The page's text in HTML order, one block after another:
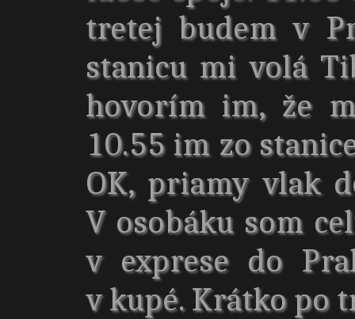
tretej budem v
stanicu mi volá
hovorím im, že
10.55 im zo
OK, priamy vlak
V osobáku som
v exprese do
v kupé. Krátko po